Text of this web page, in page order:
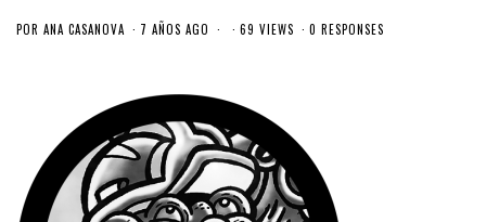
POR ANA CASANOVA 7 AÑOS AGO 69 VIEWS 0 RESPONSES